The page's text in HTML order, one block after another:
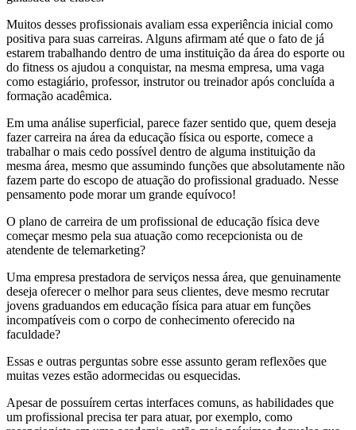
Muitos desses profissionais avaliam essa experiência inicial como
positiva para suas carreiras. Alguns afirmam até que o fato de já
estarem trabalhando dentro de uma instituição da área do esporte ou
do fitness os ajudou a conquistar, na mesma empresa, uma vaga
como estagiário, professor, instrutor ou treinador após concluída a
formação acadêmica.
Em uma análise superficial, parece fazer sentido que, quem deseja
fazer carreira na área da educação física ou esporte, comece a
trabalhar o mais cedo possível dentro de alguma instituição da
mesma área, mesmo que assumindo funções que absolutamente não
fazem parte do escopo de atuação do profissional graduado. Nesse
pensamento pode morar um grande equívoco!
O plano de carreira de um profissional de educação física deve
começar mesmo pela sua atuação como recepcionista ou de
atendente de telemarketing?
Uma empresa prestadora de serviços nessa área, que genuinamente
deseja oferecer o melhor para seus clientes, deve mesmo recrutar
jovens graduandos em educação física para atuar em funções
incompatíveis com o corpo de conhecimento oferecido na
faculdade?
Essas e outras perguntas sobre esse assunto geram reflexões que
muitas vezes estão adormecidas ou esquecidas.
Apesar de possuírem certas interfaces comuns, as habilidades que
um profissional precisa ter para atuar, por exemplo, como